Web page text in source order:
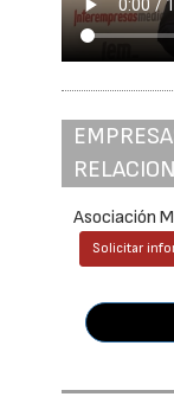
Asociación
Solicitar